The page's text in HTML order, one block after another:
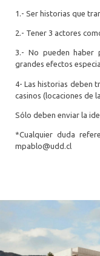
1.- Ser historias que
2.- Tener 3 actores
3.- No pueden haber
grandes efectos
4- Las historias deben
casinos (locaciones de
Sólo deben enviar la
*Cualquier duda
mpablo@udd.cl